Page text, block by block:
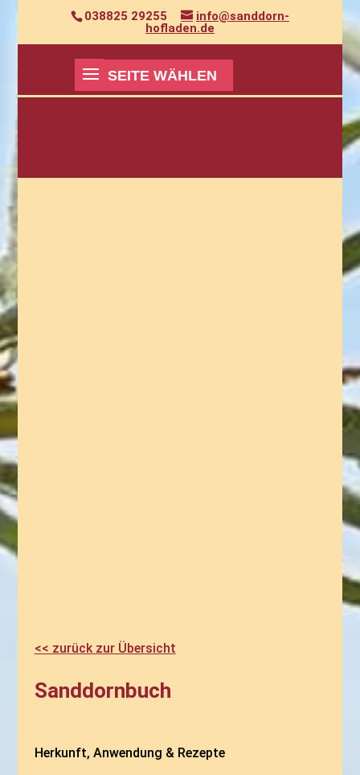
038825 29255
info@sanddorn-
hofladen.de
<< zurück zur Übersicht
Sanddornbuch
Herkunft, Anwendung & Rezepte